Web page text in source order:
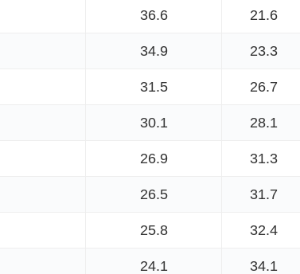
36.6 21.6
34.9 23.3
31.5 26.7
30.1 28.1
26.9 31.3
26.5 31.7
25.8 32.4
24.1 34.1